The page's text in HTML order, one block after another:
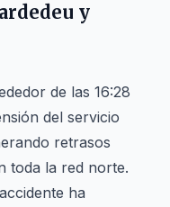
y
de las 16:28
del servicio
retrasos
toda la red norte.
ha